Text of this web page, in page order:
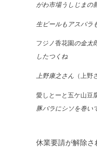
がわ市場うしじまの
生ビールもアスパラ
フジノ香花園 の金太
したつくね
上野康之さん （上野
愛しとーと五ケ山豆
豚バラにシソを巻い
休業要請が解除さ